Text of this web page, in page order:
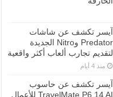
آيسر تكشف عن شاشات
Predator وNitro الجديدة
لتقديم تجارب ألعاب أكثر واقعية
منذ 4 أيام
آيسر تكشف عن حاسوب
TravelMate P6 14 AI للأعمال